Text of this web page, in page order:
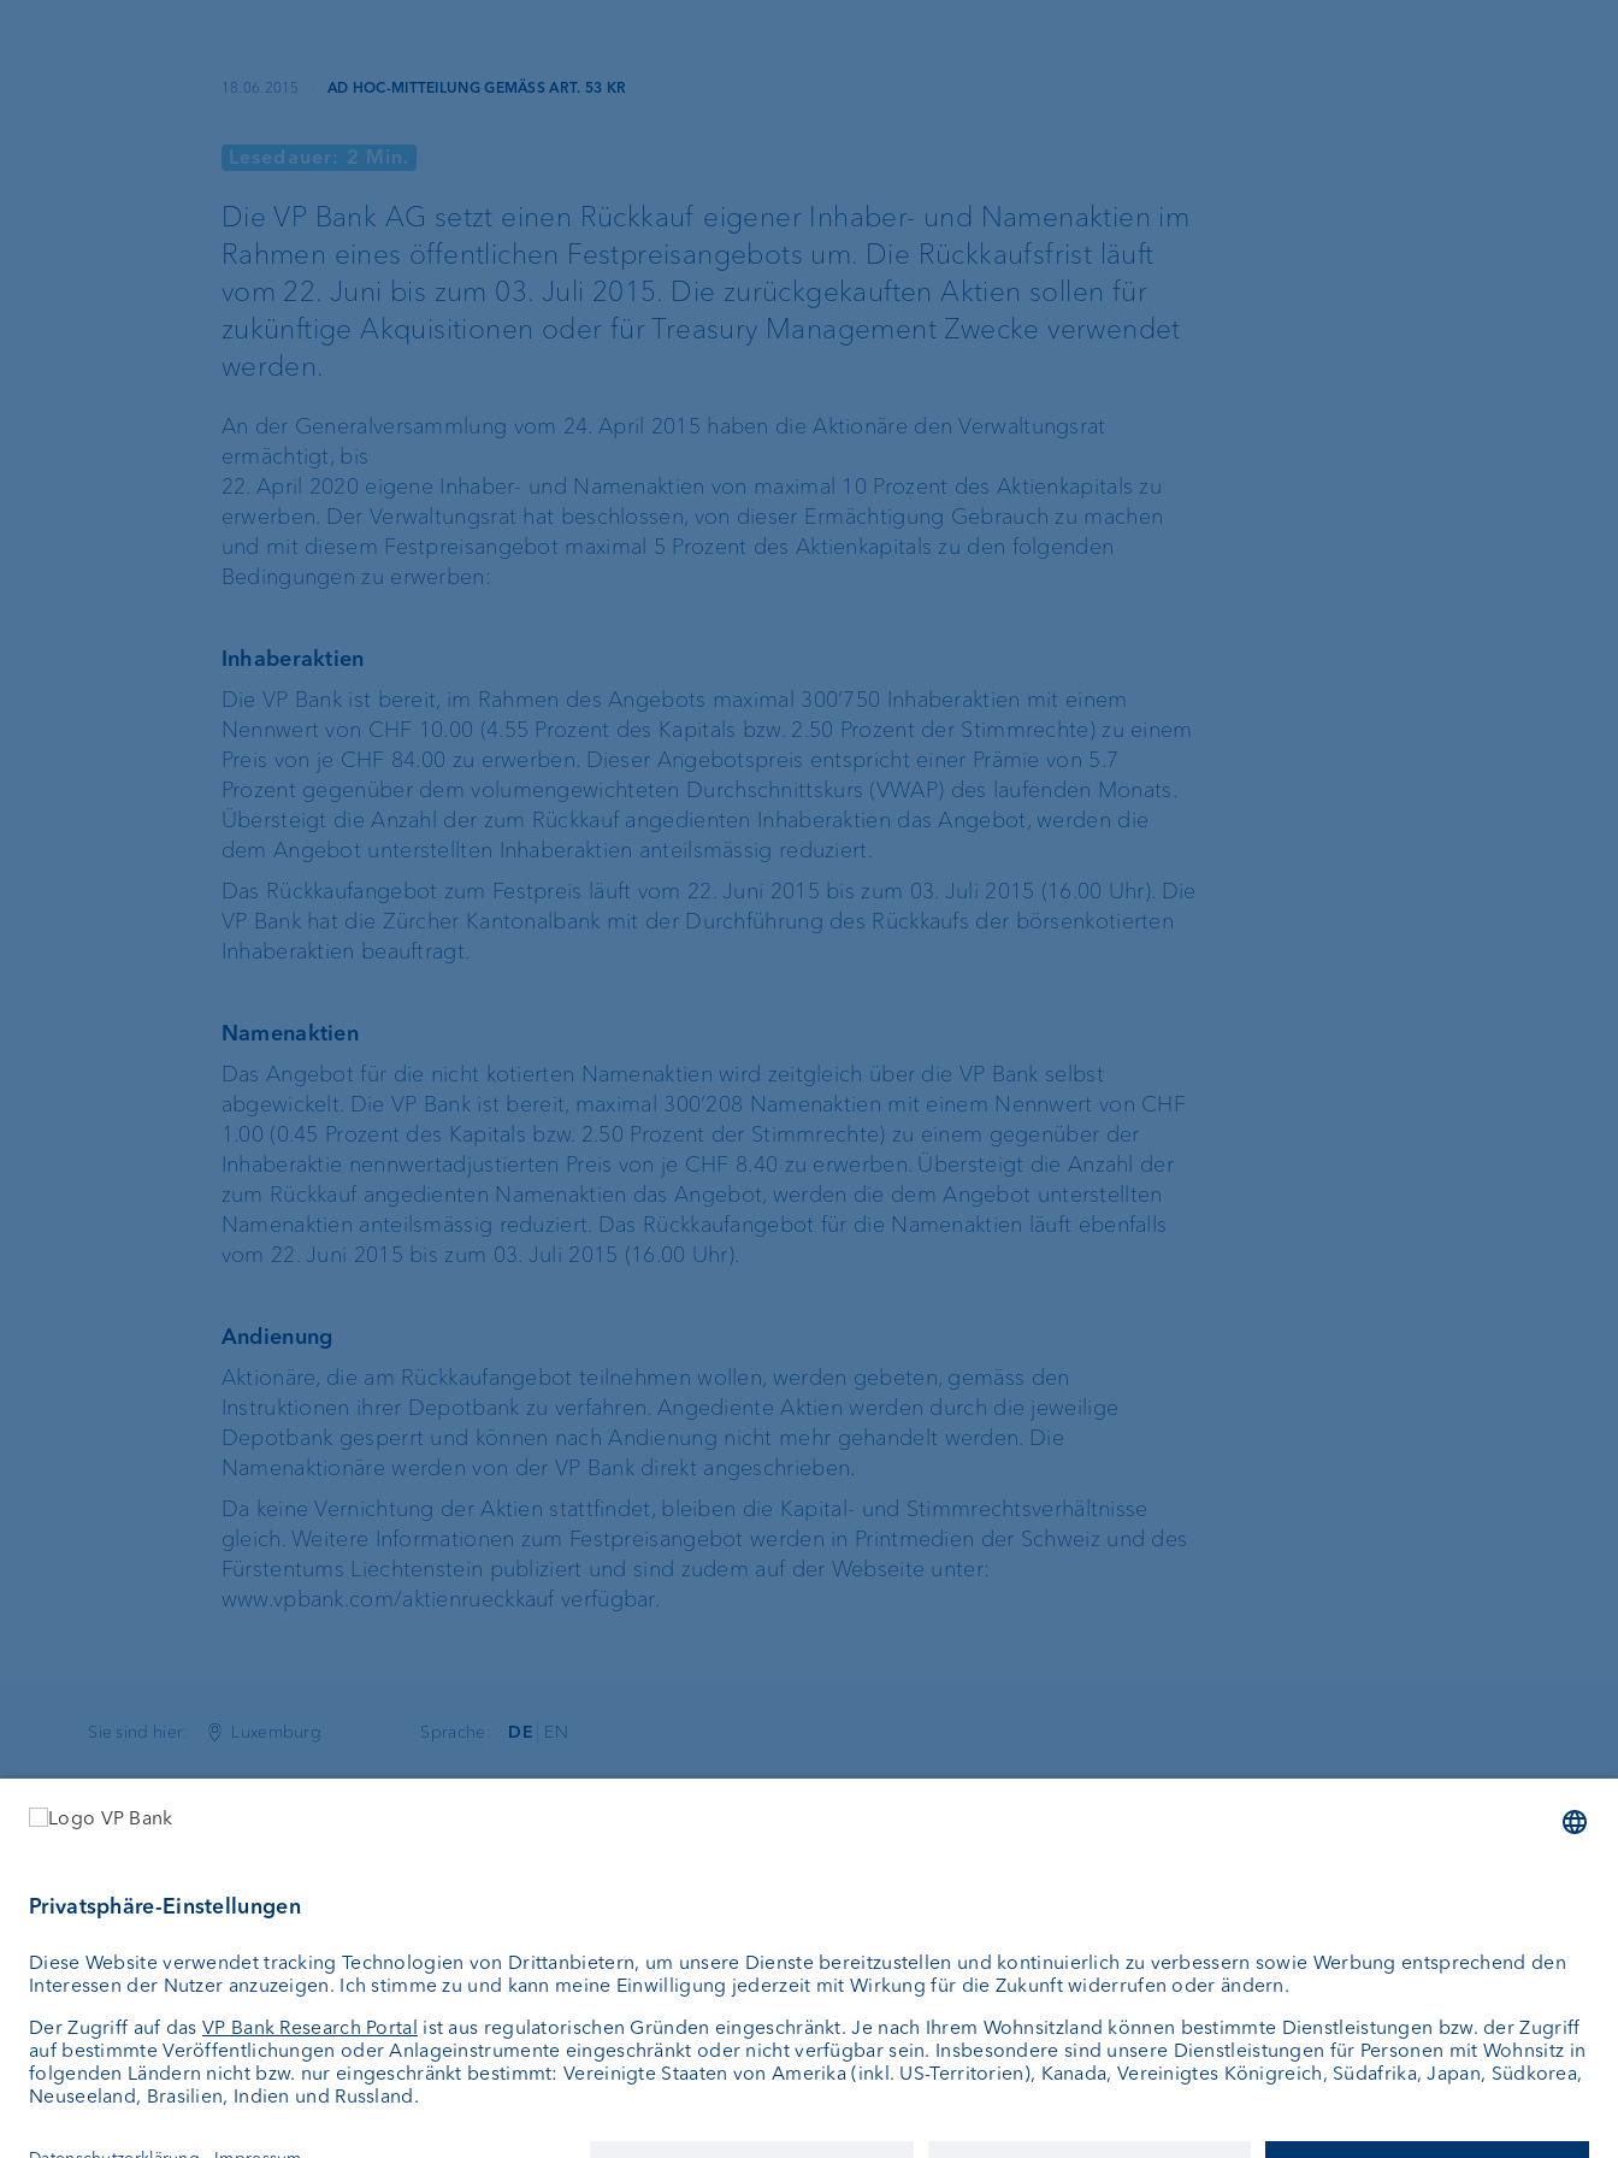
Echtzeitüberweisung
Portal
Execution Only
Private Label Fonds
Investment Consulting
Vermögensverwaltung
Treuhänder &
Rechtsanwälte
e-banking
VP Bank Connect
Die Welt der VP Bank
Standort Liechtenstein
Standort Luxemburg
Standort Singapur
Verwaltungsrat
Group Executive
Management
Organigramm
Unternehmensstrategie
Engagement
Compliance,
Operational Risk und
Tax Compliance
Risikomanagement
Die Marke VP Bank
18.06.2015 · AD HOC-MITTEILUNG GEMÄSS ART. 53 KR
Lesedauer: 2 Min.
Die VP Bank AG setzt einen Rückkauf eigener Inhaber- und Namenaktien im
Rahmen eines öffentlichen Festpreisangebots um. Die Rückkaufsfrist läuft
vom 22. Juni bis zum 03. Juli 2015. Die zurückgekauften Aktien sollen für
zukünftige Akquisitionen oder für Treasury Management Zwecke verwendet
werden.
An der Generalversammlung vom 24. April 2015 haben die Aktionäre den Verwaltungsrat
ermächtigt, bis
22. April 2020 eigene Inhaber- und Namenaktien von maximal 10 Prozent des Aktienkapitals zu
erwerben. Der Verwaltungsrat hat beschlossen, von dieser Ermächtigung Gebrauch zu machen
und mit diesem Festpreisangebot maximal 5 Prozent des Aktienkapitals zu den folgenden
Bedingungen zu erwerben:
Inhaberaktien
Die VP Bank ist bereit, im Rahmen des Angebots maximal 300‘750 Inhaberaktien mit einem
Nennwert von CHF 10.00 (4.55 Prozent des Kapitals bzw. 2.50 Prozent der Stimmrechte) zu einem
Preis von je CHF 84.00 zu erwerben. Dieser Angebotspreis entspricht einer Prämie von 5.7
Prozent gegenüber dem volumengewichteten Durchschnittskurs (VWAP) des laufenden Monats.
Übersteigt die Anzahl der zum Rückkauf angedienten Inhaberaktien das Angebot, werden die
dem Angebot unterstellten Inhaberaktien anteilsmässig reduziert.
Das Rückkaufangebot zum Festpreis läuft vom 22. Juni 2015 bis zum 03. Juli 2015 (16.00 Uhr). Die
VP Bank hat die Zürcher Kantonalbank mit der Durchführung des Rückkaufs der börsenkotierten
Inhaberaktien beauftragt.
Namenaktien
Das Angebot für die nicht kotierten Namenaktien wird zeitgleich über die VP Bank selbst
abgewickelt. Die VP Bank ist bereit, maximal 300‘208 Namenaktien mit einem Nennwert von CHF
1.00 (0.45 Prozent des Kapitals bzw. 2.50 Prozent der Stimmrechte) zu einem gegenüber der
Inhaberaktie nennwertadjustierten Preis von je CHF 8.40 zu erwerben. Übersteigt die Anzahl der
zum Rückkauf angedienten Namenaktien das Angebot, werden die dem Angebot unterstellten
Namenaktien anteilsmässig reduziert. Das Rückkaufangebot für die Namenaktien läuft ebenfalls
vom 22. Juni 2015 bis zum 03. Juli 2015 (16.00 Uhr).
Andienung
Aktionäre, die am Rückkaufangebot teilnehmen wollen, werden gebeten, gemäss den
Instruktionen ihrer Depotbank zu verfahren. Angediente Aktien werden durch die jeweilige
Depotbank gesperrt und können nach Andienung nicht mehr gehandelt werden. Die
Namenaktionäre werden von der VP Bank direkt angeschrieben.
Da keine Vernichtung der Aktien stattfindet, bleiben die Kapital- und Stimmrechtsverhältnisse
gleich. Weitere Informationen zum Festpreisangebot werden in Printmedien der Schweiz und des
Fürstentums Liechtenstein publiziert und sind zudem auf der Webseite unter:
www.vpbank.com/aktienrueckkauf verfügbar.
Sie sind hier: Luxemburg Sprache: DE EN
2, rue Edward Steichen
2540 Luxembourg
Luxemburg
+352 404 770-1
info.lu@vpbank.com
SWIFT: VPBVLULL
Vermögensplanung
Depotbank
Externer Vermögensverwalter
Private Label Fonds
Investment Consulting
News
Kundenfeedback
Kontakt
Geschäftsbericht
Cookie-Einstellungen